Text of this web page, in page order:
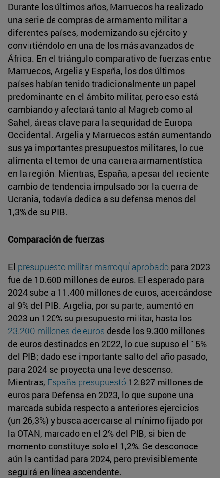
Durante los últimos años, Marruecos ha realizado
una serie de compras de armamento militar a
diferentes países, modernizando su ejército y
convirtiéndolo en una de los más avanzados de
África. En el triángulo comparativo de fuerzas entre
Marruecos, Argelia y España, los dos últimos
países habían tenido tradicionalmente un papel
predominante en el ámbito militar, pero eso está
cambiando y afectará tanto al Magreb como al
Sahel, áreas clave para la seguridad de Europa
Occidental. Argelia y Marruecos están aumentando
sus ya importantes presupuestos militares, lo que
alimenta el temor de una carrera armamentística
en la región. Mientras, España, a pesar del reciente
cambio de tendencia impulsado por la guerra de
Ucrania, todavía dedica a su defensa menos del
1,3% de su PIB.
Comparación de fuerzas
El presupuesto militar marroquí aprobado para 2023
fue de 10.600 millones de euros. El esperado para
2024 sube a 11.400 millones de euros, acercándose
al 9% del PIB. Argelia, por su parte, aumentó en
2023 un 120% su presupuesto militar, hasta los
23.200 millones de euros desde los 9.300 millones
de euros destinados en 2022, lo que supuso el 15%
del PIB; dado ese importante salto del año pasado,
para 2024 se proyecta una leve descenso.
Mientras, España presupuestó 12.827 millones de
euros para Defensa en 2023, lo que supone una
marcada subida respecto a anteriores ejercicios
(un 26,3%) y busca acercarse al mínimo fijado por
la OTAN, marcado en el 2% del PIB, si bien de
momento constituye solo el 1,2%. Se desconoce
aún la cantidad para 2024, pero previsiblemente
seguirá en línea ascendente.